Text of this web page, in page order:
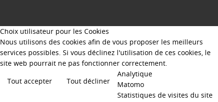
Choix utilisateur pour les Cookies
Nous utilisons des cookies afin de vous proposer les meilleurs
services possibles. Si vous déclinez l'utilisation de ces cookies, le
site web pourrait ne pas fonctionner correctement.
Tout accepter
Tout décliner
Analytique
Matomo
Statistiques de visites du site